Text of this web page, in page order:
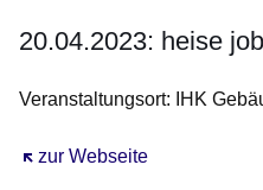
20.04.2023: heise
Veranstaltungsort: IHK
zur Webseite
Öffnet sich in einem neuen